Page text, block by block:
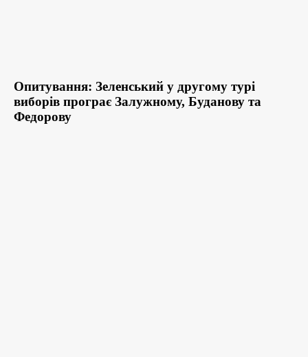
Опитування: Зеленський у другому турі
виборів програє Залужному, Буданову та
Федорову